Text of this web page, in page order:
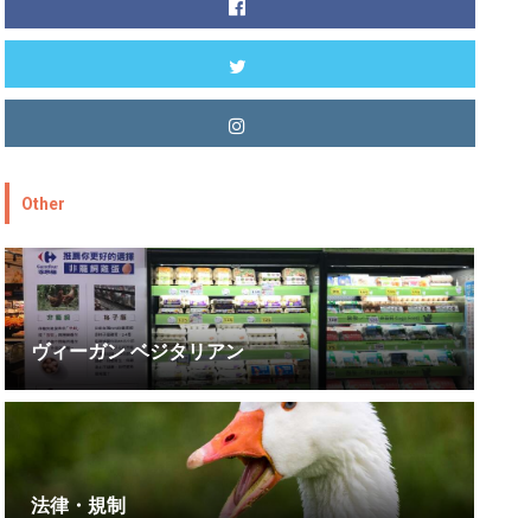
Other
ヴィーガン ベジタリアン
法律・規制